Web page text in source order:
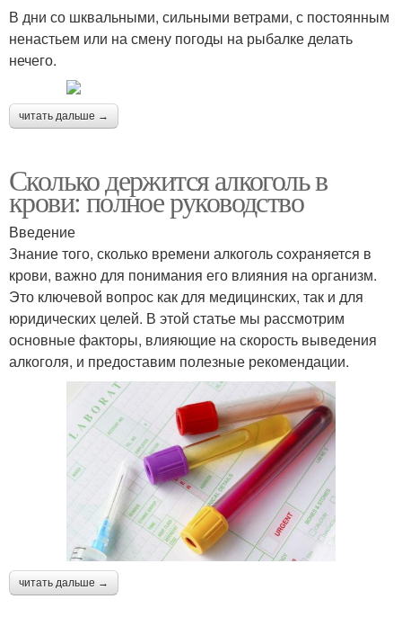
В дни со шквальными, сильными ветрами, с постоянным
ненастьем или на смену погоды на рыбалке делать
нечего.
читать дальше →
Сколько держится алкоголь в
крови: полное руководство
Введение
Знание того, сколько времени алкоголь сохраняется в
крови, важно для понимания его влияния на организм.
Это ключевой вопрос как для медицинских, так и для
юридических целей. В этой статье мы рассмотрим
основные факторы, влияющие на скорость выведения
алкоголя, и предоставим полезные рекомендации.
читать дальше →